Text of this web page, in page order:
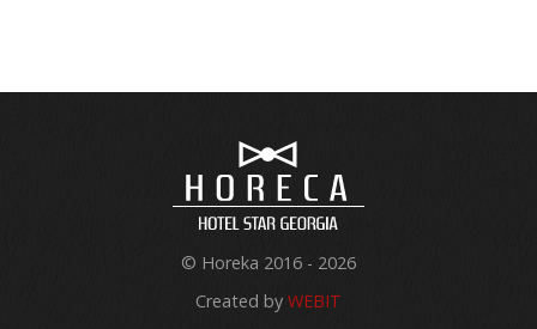
© Horeka 2016 - 2026
Created by WEBIT